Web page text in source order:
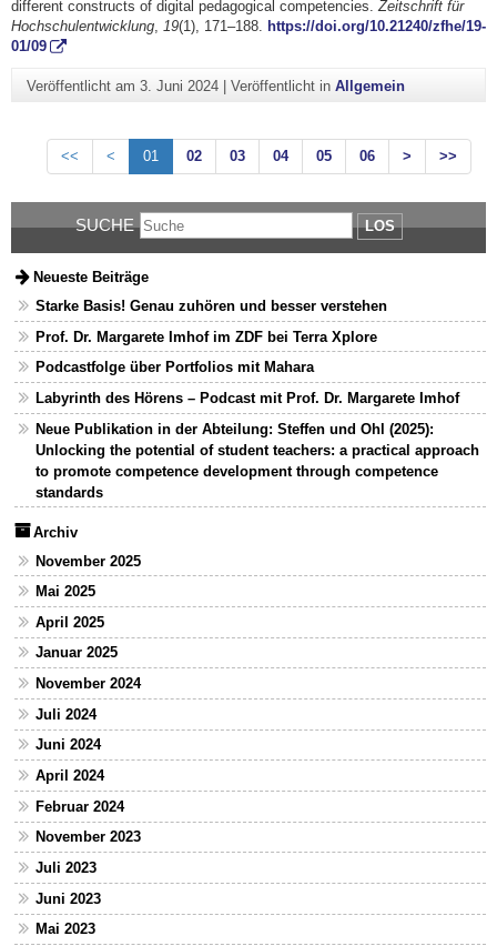
different constructs of digital pedagogical competencies.Zeitschrift für
Hochschulentwicklung, 19(1), 171–188. https://doi.org/10.21240/zfhe/19-
01/09
Veröffentlicht am 3. Juni 2024| Veröffentlicht in Allgemein
<< < 01 02 03 04 05 06 > >>
SUCHE LOS
Neueste Beiträge
Starke Basis! Genau zuhören und besser verstehen
Prof. Dr. Margarete Imhof im ZDF bei Terra Xplore
Podcastfolge über Portfolios mit Mahara
Labyrinth des Hörens – Podcast mit Prof. Dr. Margarete Imhof
Neue Publikation in der Abteilung: Steffen und Ohl (2025):
Unlocking the potential of student teachers: a practical approach
to promote competence development through competence
standards
Archiv
November 2025
Mai 2025
April 2025
Januar 2025
November 2024
Juli 2024
Juni 2024
April 2024
Februar 2024
November 2023
Juli 2023
Juni 2023
Mai 2023